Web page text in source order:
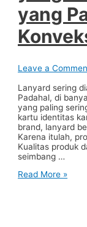
Bandung
yang
Leave a
Lanyard sering
Padahal, di
yang paling
kartu identitas
brand, lanyard
Karena itulah,
Kualitas produk
seimbang …
Produksi
Read More »